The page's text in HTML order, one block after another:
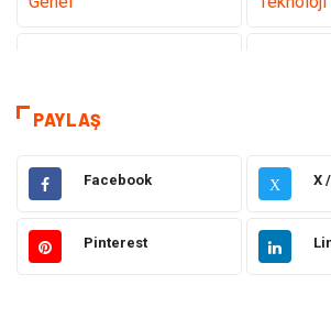
Dekorasyon
Hukuk Elektrik &
Giyim Makine
PAYLAŞ
Facebook X X
Pinterest